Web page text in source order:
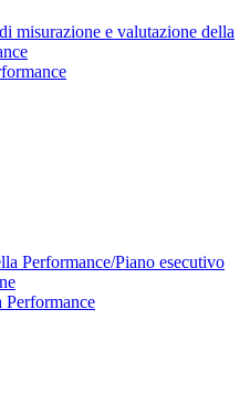
misurazione e valutazione della
Performance/Piano esecutivo
Performance